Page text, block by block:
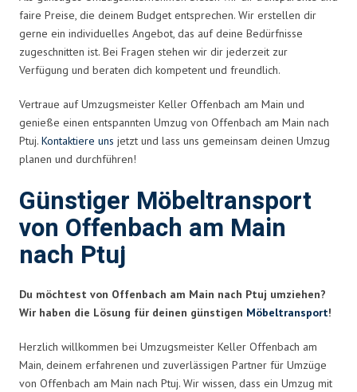
faire Preise, die deinem Budget entsprechen. Wir erstellen dir
gerne ein individuelles Angebot, das auf deine Bedürfnisse
zugeschnitten ist. Bei Fragen stehen wir dir jederzeit zur
Verfügung und beraten dich kompetent und freundlich.
Vertraue auf Umzugsmeister Keller Offenbach am Main und
genieße einen entspannten Umzug von Offenbach am Main nach
Ptuj. Kontaktiere uns jetzt und lass uns gemeinsam deinen Umzug
planen und durchführen!
Günstiger Möbeltransport
von Offenbach am Main
nach Ptuj
Du möchtest von Offenbach am Main nach Ptuj umziehen?
Wir haben die Lösung für deinen günstigen Möbeltransport!
Herzlich willkommen bei Umzugsmeister Keller Offenbach am
Main, deinem erfahrenen und zuverlässigen Partner für Umzüge
von Offenbach am Main nach Ptuj. Wir wissen, dass ein Umzug mit